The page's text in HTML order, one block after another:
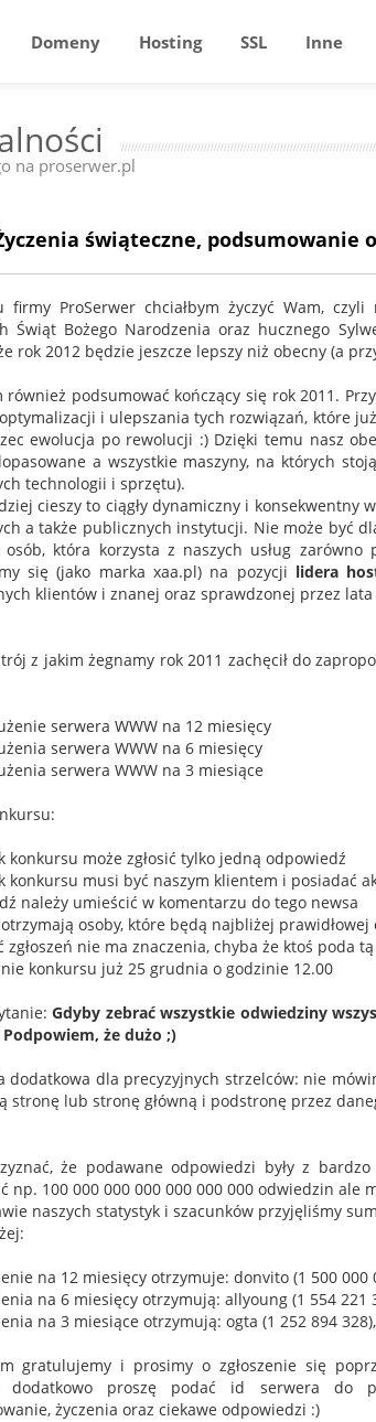
Domeny Hosting SSL Inne
na proserwer.pl
świąteczne, podsumowanie
firmy ProSerwer chciałbym życzyć Wam,
Świąt Bożego Narodzenia oraz hucznego
rok 2012 będzie jeszcze lepszy niż obecny (a
również podsumować kończący się rok 2011.
i ulepszania tych rozwiązań, które
ewolucja po rewolucji :) Dzięki temu nasz
a wszystkie maszyny, na których
technologii i sprzętu).
cieszy to ciągły dynamiczny i
a także publicznych instytucji. Nie może być
która korzysta z naszych usług zarówno
się (jako marka xaa.pl) na pozycji lidera
klientów i znanej oraz sprawdzonej przez
z jakim żegnamy rok 2011 zachęcił do
serwera WWW na 12 miesięcy
serwera WWW na 6 miesięcy
serwera WWW na 3 miesiące
konkursu może zgłosić tylko jedną odpowiedź
konkursu musi być naszym klientem i posiadać
należy umieścić w komentarzu do tego newsa
osoby, które będą najbliżej
zgłoszeń nie ma znaczenia, chyba że ktoś poda
konkursu już 25 grudnia o godzinie 12.00
Gdyby zebrać wszystkie odwiedziny
Podpowiem, że dużo ;)
dodatkowa dla precyzyjnych strzelców: nie
stronę lub stronę główną i podstronę przez
że podawane odpowiedzi były z
np. 100 000 000 000 000 000 000 odwiedzin ale
naszych statystyk i szacunków przyjęliśmy
na 12 miesięcy otrzymuje: donvito (1 500 000
na 6 miesięcy otrzymują: allyoung (1 554 221
na 3 miesiące otrzymują: ogta (1 252 894
gratulujemy i prosimy o zgłoszenie się
dodatkowo proszę podać id serwera do
życzenia oraz ciekawe odpowiedzi :)